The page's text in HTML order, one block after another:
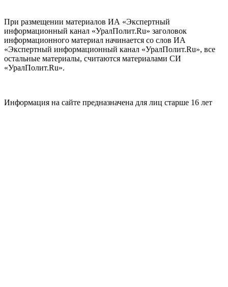
При размещении материалов ИА «Экспертный
информационный канал «УралПолит.Ru» заголовок
информационного материал начинается со слов ИА
«Экспертный информационный канал «УралПолит.Ru», все
остальные материалы, считаются материалами СИ
«УралПолит.Ru».
Информация на сайте предназначена для лиц старше 16 лет